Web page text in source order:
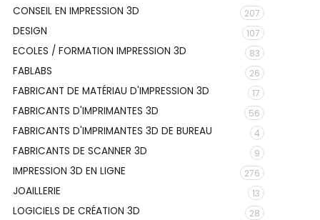
CONSEIL EN IMPRESSION 3D 207
DESIGN 107
ECOLES / FORMATION IMPRESSION 3D 83
FABLABS 26
FABRICANT DE MATÉRIAU D'IMPRESSION 3D 17
FABRICANTS D'IMPRIMANTES 3D 56
FABRICANTS D'IMPRIMANTES 3D DE BUREAU 4
FABRICANTS DE SCANNER 3D 9
IMPRESSION 3D EN LIGNE 276
JOAILLERIE 13
LOGICIELS DE CRÉATION 3D 28